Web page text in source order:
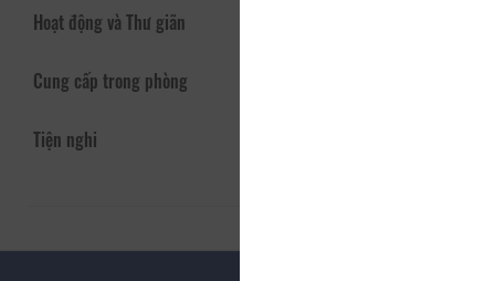
Hoạt động và Thư giãn
Cung cấp trong phòng
Tiện nghi